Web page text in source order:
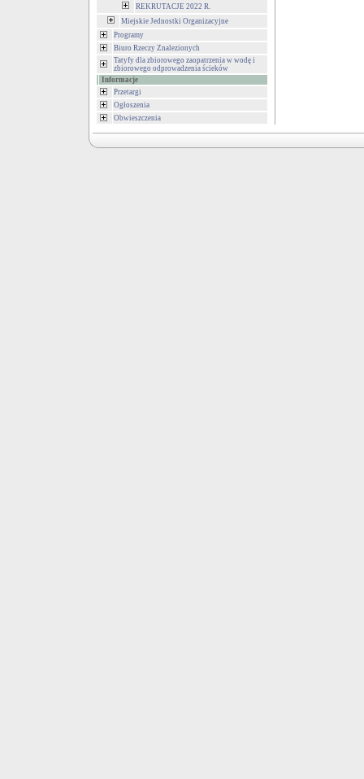
REKRUTACJE 2022 R.
Miejskie Jednostki Organizacyjne
Programy
Biuro Rzeczy Znalezionych
Tatyfy dla zbiorowego zaopatrzenia w wodę i
zbiorowego odprowadzenia ścieków
Informacje
Przetargi
Ogłoszenia
Obwieszczenia